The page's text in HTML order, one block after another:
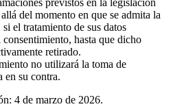
del momento en que se admita la
el tratamiento de sus datos
consentimiento, hasta que dicho
retirado.
no utilizará la toma de
en su contra.
4 de marzo de 2026.